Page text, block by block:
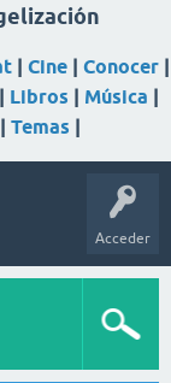
| Cine| Conocer|
| Libros | Música |
| Temas |
Acceder